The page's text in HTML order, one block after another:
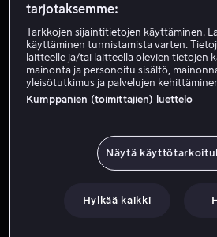
Alk. 3,99 € Alk.
tarjotaksemme:
Tarkkojen sijaintitietojen käyttäminen.
käyttäminen tunnistamista varten.
laitteelle ja/tai laitteella olevien tietojen
mainonta ja personoitu sisältö,
yleisötutkimus ja palvelujen
Kumppanien (toimittajien) luettelo
Näytä
Hylkää kaikki